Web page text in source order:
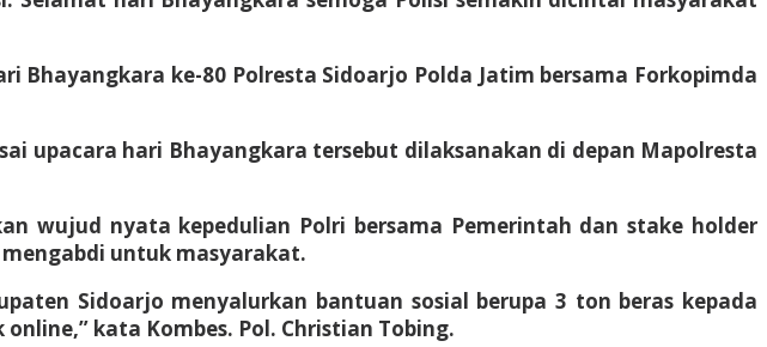
Bhayangkara ke-80 Polresta Sidoarjo Polda Jatim bersama Forkopimda
upacara hari Bhayangkara tersebut dilaksanakan di depan Mapolresta
wujud nyata kepedulian Polri bersama Pemerintah dan stake holder
untuk masyarakat.
Sidoarjo menyalurkan bantuan sosial berupa 3 ton beras kepada
kata Kombes. Pol. Christian Tobing.